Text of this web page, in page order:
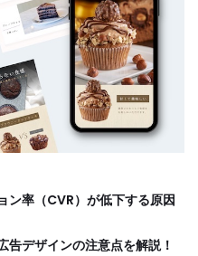
ン率（CVR）が低下する原因
告デザインの注意点を解説！